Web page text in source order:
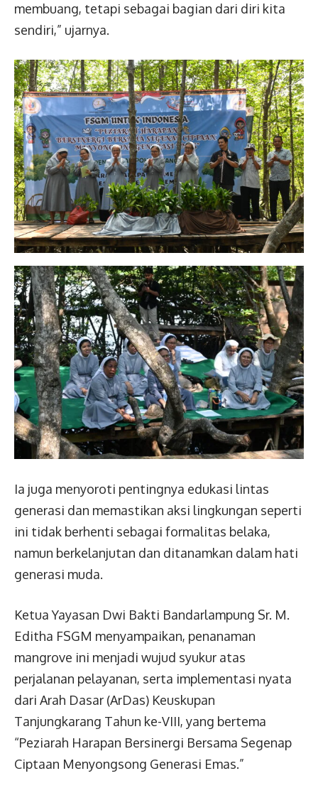
membuang, tetapi sebagai bagian dari diri kita
sendiri,” ujarnya.
Ia juga menyoroti pentingnya edukasi lintas
generasi dan memastikan aksi lingkungan seperti
ini tidak berhenti sebagai formalitas belaka,
namun berkelanjutan dan ditanamkan dalam hati
generasi muda.
Ketua Yayasan Dwi Bakti Bandarlampung Sr. M.
Editha FSGM menyampaikan, penanaman
mangrove ini menjadi wujud syukur atas
perjalanan pelayanan, serta implementasi nyata
dari Arah Dasar (ArDas) Keuskupan
Tanjungkarang Tahun ke-VIII, yang bertema
“Peziarah Harapan Bersinergi Bersama Segenap
Ciptaan Menyongsong Generasi Emas.”